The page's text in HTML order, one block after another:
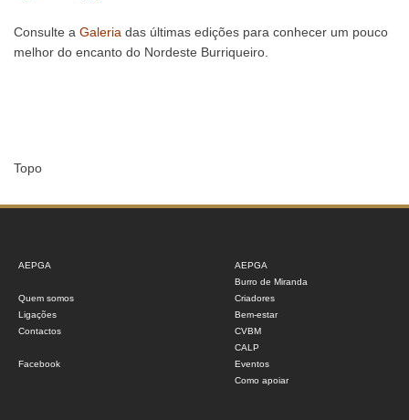
Consulte a Galeria das últimas edições para conhecer um pouco
melhor do encanto do Nordeste Burriqueiro.
Topo
AEPGA
Quem somos
Ligações
Contactos
Facebook
AEPGA
Burro de Miranda
Criadores
Bem-estar
CVBM
CALP
Eventos
Como apoiar